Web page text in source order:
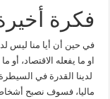
فكرة
في حين أن أيا منا ليس
او ما يفعله الاقتصاد،
لدينا القدرة في
ماليا، فسوف نصبح